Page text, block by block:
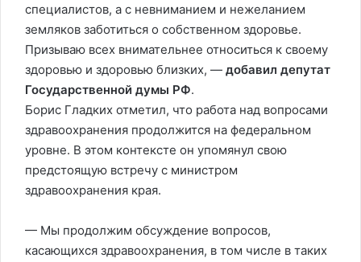
специалистов, а с невниманием и нежеланием
земляков заботиться о собственном здоровье.
Призываю всех внимательнее относиться к своему
здоровью и здоровью близких, — добавил депутат
Государственной думы РФ.
Борис Гладких отметил, что работа над вопросами
здравоохранения продолжится на федеральном
уровне. В этом контексте он упомянул свою
предстоящую встречу с министром
здравоохранения края.
— Мы продолжим обсуждение вопросов,
касающихся здравоохранения, в том числе в таких